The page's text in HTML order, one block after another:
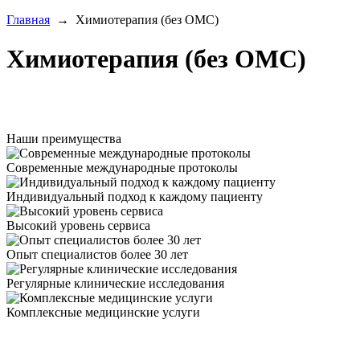
Главная
→ Химиотерапия (без ОМС)
Химиотерапия (без ОМС)
Наши преимущества
Современные международные протоколы
Индивидуальный подход к каждому пациенту
Высокий уровень сервиса
Опыт специалистов более 30 лет
Регулярные клинические исследования
Комплексные медицинские услуги